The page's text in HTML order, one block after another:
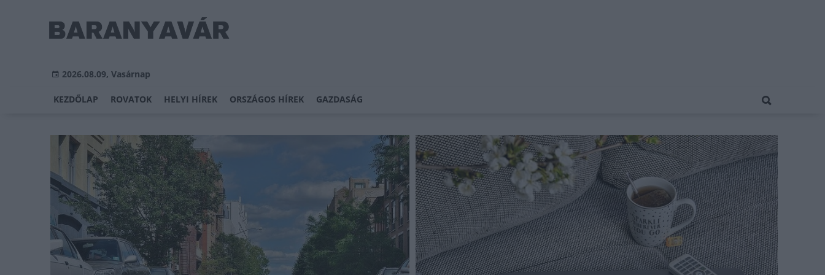
2026.08.09, Vasárnap
KEZDŐLAP ROVATOK HELYI HÍREK ORSZÁGOS HÍREK GAZDASÁG